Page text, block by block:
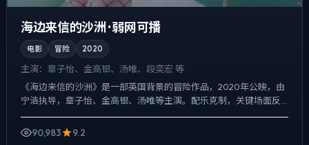
海边来信的沙洲 · 弱网可播
电影 冒险 2020
主演： 章子怡、金高银、汤唯、段奕宏 等
《海边来信的沙洲》是一部英国背景的冒险作品，2020年公映，由
宁浩执导，章子怡、金高银、汤唯等主演。配乐克制，关键场面反
而以环境声托情绪，真相并非一次性抛出，而是在对话与物件细...
90,983
9.2